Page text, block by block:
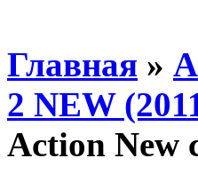
Главная »
2 NEW
Action New